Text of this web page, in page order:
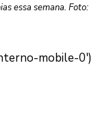
essa semana. Foto: